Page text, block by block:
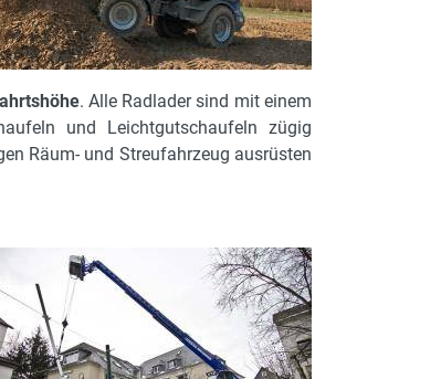
. Alle Radlader sind mit einem
und Leichtgutschaufeln zügig
Räum- und Streufahrzeug ausrüsten